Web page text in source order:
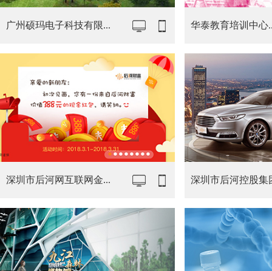
广州硕玛电子科技有限... 华泰教育培训中心
深圳市后河网互联网金... 深圳市后河控股集